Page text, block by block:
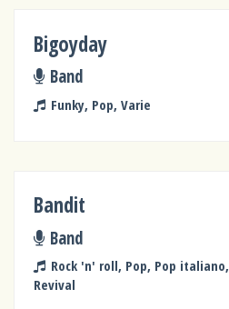
Bigoyday
Band
Funky, Pop, Varie
Bandit
Band
Rock 'n' roll, Pop, Pop italiano,
Revival